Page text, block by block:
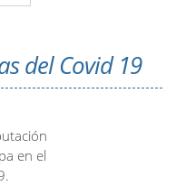
del Covid 19
en el